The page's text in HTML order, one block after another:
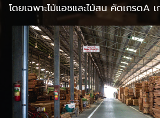
โดยเฉพาะไม้แอชและไม้สน คัดเกรดA